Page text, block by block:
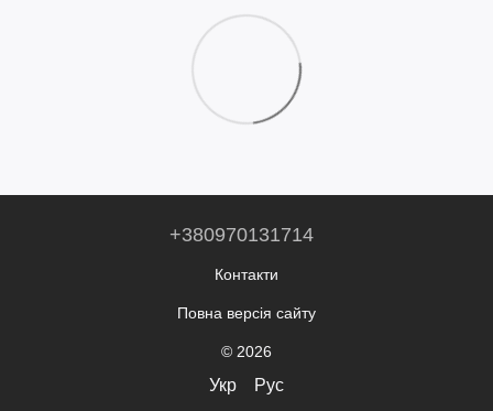
+380970131714
Контакти
Повна версія сайту
© 2026
Укр Рус